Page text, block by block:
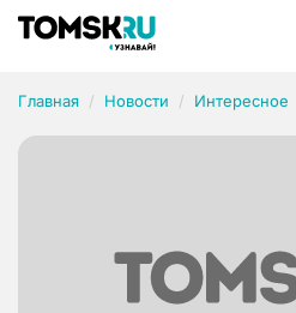
Главная Новости Интересное